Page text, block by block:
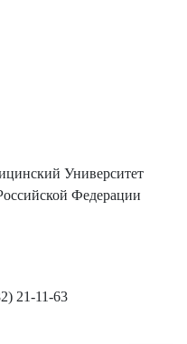
Университет
Федерации
21-11-63